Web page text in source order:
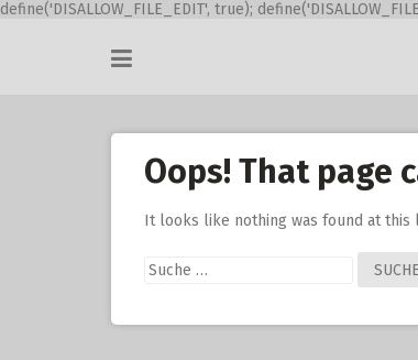
define('DISALLOW_FILE_EDIT', true);
Oops! That page
It looks like nothing was found at this
Suche
nach: